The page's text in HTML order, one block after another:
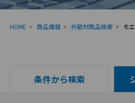
HOME 商品情報 外壁材商品検索 モ
条件から検索